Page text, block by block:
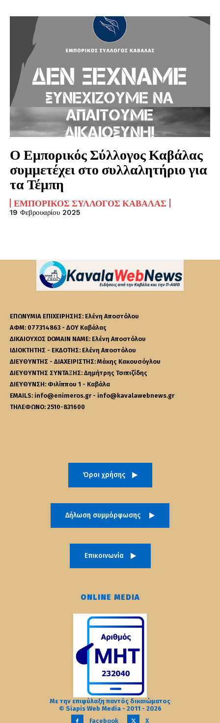
Ο Εμπορικός Σύλλογος Καβάλας
συμμετέχει στο συλλαλητήριο για
τα Τέμπη
ΕΜΠΟΡΙΚΌΣ ΣΎΛΛΟΓΟΣ ΚΑΒΆΛΑΣ
19 Φεβρουαρίου 2025
ΕΠΩΝΥΜΙΑ ΕΠΙΧΕΙΡΗΣΗΣ: Ελένη Αποστόλου
ΑΦΜ: 077314863 - ΔΟΥ Καβάλας
ΔΙΚΑΙΟΥΧΟΣ DOMAIN NAME: Ελένη Αποστόλου
ΙΔΙΟΚΤΗΤΗΣ - ΕΚΔΟΤΗΣ: Ελένη Αποστόλου
ΔΙΕΥΘΥΝΤΗΣ - ΔΙΑΧΕΙΡΙΣΤΗΣ: Μάκης Κακουσόγλου
ΔΙΕΥΘΥΝΤΗΣ ΣΥΝΤΑΞΗΣ: Δημήτρης Τσιπιζίδης
ΔΙΕΥΘΥΝΣΗ: Φιλίππου 1 - Καβάλα
EMAILS: info@enimeros.gr - info@kavalawebnews.gr
ΤΗΛΕΦΩΝΟ: 2510-831600
Όροι χρήσης
Δήλωση συμμόρφωσης
Επικοινωνία
ONLINE MEDIA
Με την επιφύλαξη παντός δικαιώματος
© Siapis Web Media - 2011 - 2026
Facebook
X